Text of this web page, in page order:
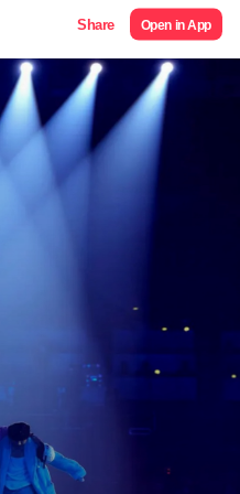
Share Open in App